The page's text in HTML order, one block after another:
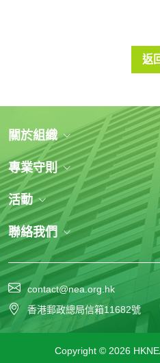
返
contact@nea.org.hk
香港郵政總局信箱11682號
關於組織
專業守則
活動
聯絡我們
Copyright © 2026